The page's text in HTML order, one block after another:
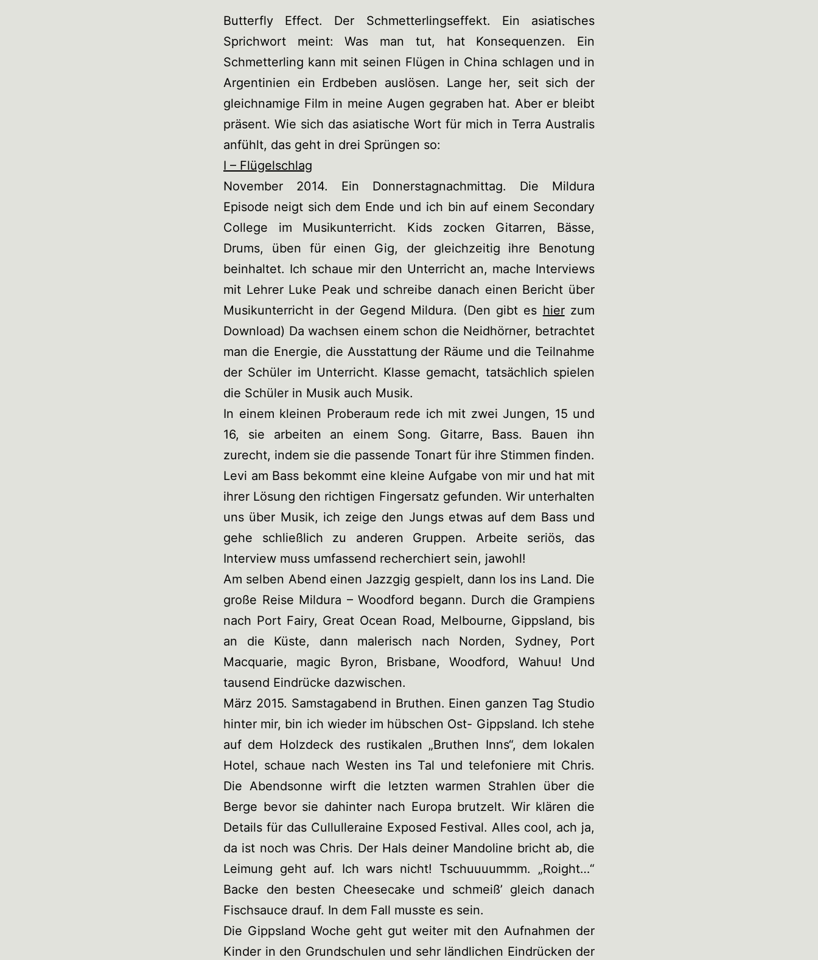
Butterfly Effect. Der Schmetterlingseffekt. Ein asiatisches
Sprichwort meint: Was man tut, hat Konsequenzen. Ein
Schmetterling kann mit seinen Flügen in China schlagen und in
Argentinien ein Erdbeben auslösen. Lange her, seit sich der
gleichnamige Film in meine Augen gegraben hat. Aber er bleibt
präsent. Wie sich das asiatische Wort für mich in Terra Australis
anfühlt, das geht in drei Sprüngen so:
I – Flügelschlag
November 2014. Ein Donnerstagnachmittag. Die Mildura
Episode neigt sich dem Ende und ich bin auf einem Secondary
College im Musikunterricht. Kids zocken Gitarren, Bässe,
Drums, üben für einen Gig, der gleichzeitig ihre Benotung
beinhaltet. Ich schaue mir den Unterricht an, mache Interviews
mit Lehrer Luke Peak und schreibe danach einen Bericht über
Musikunterricht in der Gegend Mildura. (Den gibt es hierzum
Download) Da wachsen einem schon die Neidhörner, betrachtet
man die Energie, die Ausstattung der Räume und die Teilnahme
der Schüler im Unterricht. Klasse gemacht, tatsächlich spielen
die Schüler in Musik auch Musik.
In einem kleinen Proberaum rede ich mit zwei Jungen, 15 und
16, sie arbeiten an einem Song. Gitarre, Bass. Bauen ihn
zurecht, indem sie die passende Tonart für ihre Stimmen finden.
Levi am Bass bekommt eine kleine Aufgabe von mir und hat mit
ihrer Lösung den richtigen Fingersatz gefunden. Wir unterhalten
uns über Musik, ich zeige den Jungs etwas auf dem Bass und
gehe schließlich zu anderen Gruppen. Arbeite seriös, das
Interview muss umfassend recherchiert sein, jawohl!
Am selben Abend einen Jazzgig gespielt, dann los ins Land. Die
große Reise Mildura – Woodford begann. Durch die Grampiens
nach Port Fairy, Great Ocean Road, Melbourne, Gippsland, bis
an die Küste, dann malerisch nach Norden, Sydney, Port
Macquarie, magic Byron, Brisbane, Woodford, Wahuu! Und
tausend Eindrücke dazwischen.
März 2015. Samstagabend in Bruthen. Einen ganzen Tag Studio
hinter mir, bin ich wieder im hübschen Ost- Gippsland. Ich stehe
auf dem Holzdeck des rustikalen „Bruthen Inns“, dem lokalen
Hotel, schaue nach Westen ins Tal und telefoniere mit Chris.
Die Abendsonne wirft die letzten warmen Strahlen über die
Berge bevor sie dahinter nach Europa brutzelt. Wir klären die
Details für das Cullulleraine Exposed Festival. Alles cool, ach ja,
da ist noch was Chris. Der Hals deiner Mandoline bricht ab, die
Leimung geht auf. Ich wars nicht! Tschuuuummm. „Roight…“
Backe den besten Cheesecake und schmeiß’ gleich danach
Fischsauce drauf. In dem Fall musste es sein.
Die Gippsland Woche geht gut weiter mit den Aufnahmen der
Kinder in den Grundschulen und sehr ländlichen Eindrücken der